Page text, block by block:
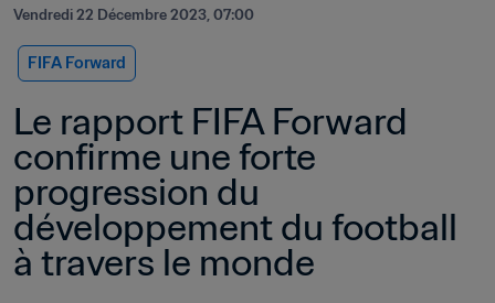
Vendredi 22 Décembre 2023, 07:00
FIFA Forward
Le rapport FIFA Forward
confirme une forte
progression du
développement du football
à travers le monde